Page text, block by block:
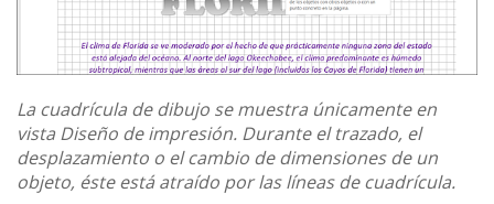
La cuadrícula de dibujo se muestra únicamente en
vista Diseño de impresión. Durante el trazado, el
desplazamiento o el cambio de dimensiones de un
objeto, éste está atraído por las líneas de cuadrícula.